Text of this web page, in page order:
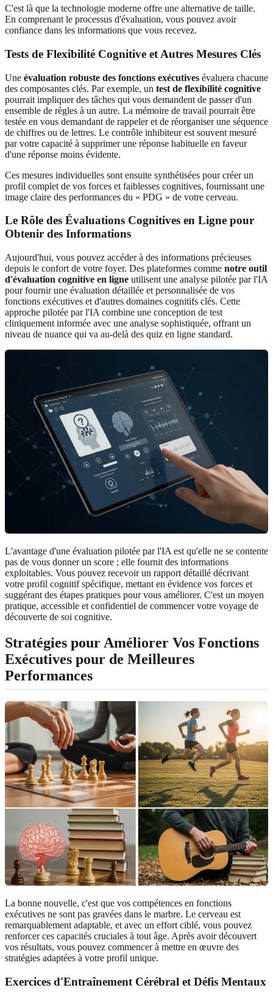
C'est là que la technologie moderne offre une alternative de taille.
En comprenant le processus d'évaluation, vous pouvez avoir
confiance dans les informations que vous recevez.
Tests de Flexibilité Cognitive et Autres Mesures Clés
Une évaluation robuste des fonctions exécutives évaluera chacune
des composantes clés. Par exemple, un test de flexibilité cognitive
pourrait impliquer des tâches qui vous demandent de passer d'un
ensemble de règles à un autre. La mémoire de travail pourrait être
testée en vous demandant de rappeler et de réorganiser une séquence
de chiffres ou de lettres. Le contrôle inhibiteur est souvent mesuré
par votre capacité à supprimer une réponse habituelle en faveur
d'une réponse moins évidente.
Ces mesures individuelles sont ensuite synthétisées pour créer un
profil complet de vos forces et faiblesses cognitives, fournissant une
image claire des performances du « PDG » de votre cerveau.
Le Rôle des Évaluations Cognitives en Ligne pour
Obtenir des Informations
Aujourd'hui, vous pouvez accéder à des informations précieuses
depuis le confort de votre foyer. Des plateformes comme notre outil
d'évaluation cognitive en ligne utilisent une analyse pilotée par l'IA
pour fournir une évaluation détaillée et personnalisée de vos
fonctions exécutives et d'autres domaines cognitifs clés. Cette
approche pilotée par l'IA combine une conception de test
cliniquement informée avec une analyse sophistiquée, offrant un
niveau de nuance qui va au-delà des quiz en ligne standard.
L'avantage d'une évaluation pilotée par l'IAest qu'elle ne se contente
pas de vous donner un score ; elle fournit des informations
exploitables. Vous pouvez recevoir un rapport détaillé décrivant
votre profil cognitif spécifique, mettant en évidence vos forces et
suggérant des étapes pratiques pour vous améliorer. C'est un moyen
pratique, accessible et confidentiel de commencer votre voyage de
découverte de soi cognitive.
Stratégies pour Améliorer Vos Fonctions
Exécutives pour de Meilleures
Performances
La bonne nouvelle, c'est que vos compétences en fonctions
exécutives ne sont pas gravées dans le marbre. Le cerveau est
remarquablement adaptable, et avec un effort ciblé, vous pouvez
renforcer ces capacités cruciales à tout âge. Après avoirdécouvert
vos résultats, vous pouvez commencer à mettre en œuvre des
stratégies adaptées à votre profil unique.
Exercices d'Entraînement Cérébral et Défis Mentaux